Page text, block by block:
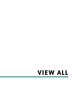
VIEW ALL